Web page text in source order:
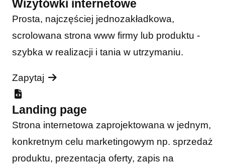
Wizytówki internetowe
Prosta, najczęściej jednozakładkowa,
scrolowana strona www firmy lub produktu -
szybka w realizacji i tania w utrzymaniu.
Zapytaj
Landing page
Strona internetowa zaprojektowana w jednym,
konkretnym celu marketingowym np. sprzedaż
produktu, prezentacja oferty, zapis na